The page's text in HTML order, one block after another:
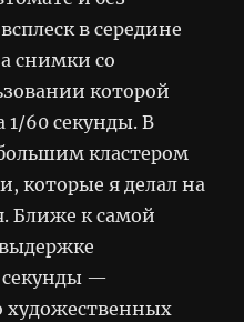
в середине
снимки со
которой
1/60 секунды. В
кластером
которые я делал на
Ближе к самой
секунды —
художественных